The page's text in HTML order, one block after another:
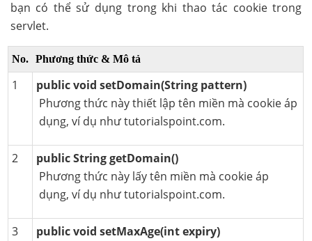
bạn có thể sử dụng trong khi thao tác cookie trong
servlet.
No. Phương thức & Mô tả
1
public void setDomain(String pattern)
Phương thức này thiết lập tên miền mà cookie áp
dụng, ví dụ như tutorialspoint.com.
2
public String getDomain()
Phương thức này lấy tên miền mà cookie áp
dụng, ví dụ như tutorialspoint.com.
3
public void setMaxAge(int expiry)